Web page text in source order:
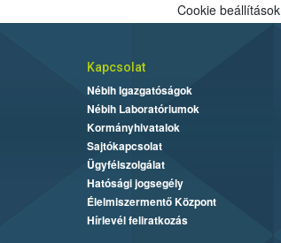
Cookie beállítások
Kapcsolat
Nébih Igazgatóságok
Nébih Laboratóriumok
Kormányhivatalok
Sajtókapcsolat
Ügyfélszolgálat
Hatósági jogsegély
Élelmiszermentő Központ
Hírlevél feliratkozás